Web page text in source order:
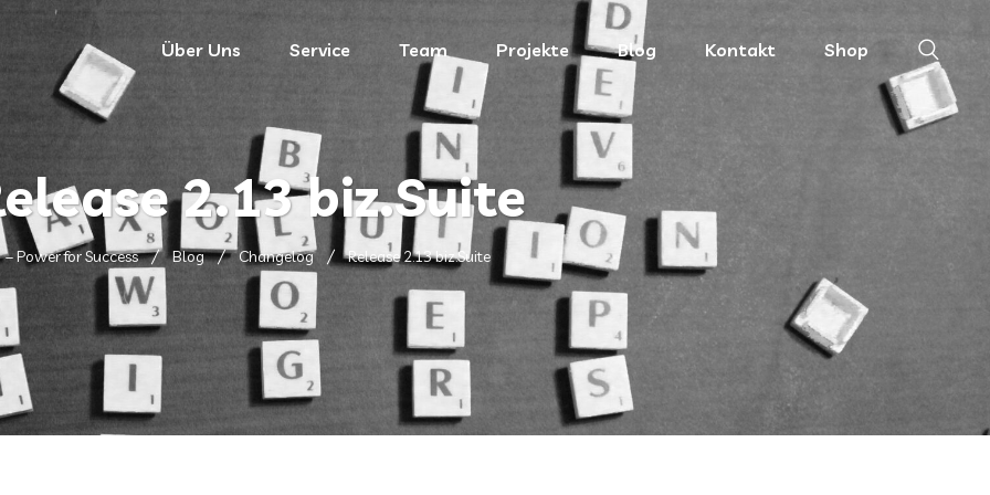
Über Uns Service Team Projekte Blog Kontakt Shop
2.13 biz.Suite
– Power for Success Blog Changelog Release 2.13 biz.Suite